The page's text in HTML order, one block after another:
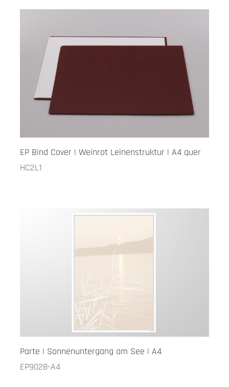
EP Bind Cover | Weinrot Leinenstruktur | A4 quer
HC2L1
Parte | Sonnenuntergang am See | A4
EP9028-A4